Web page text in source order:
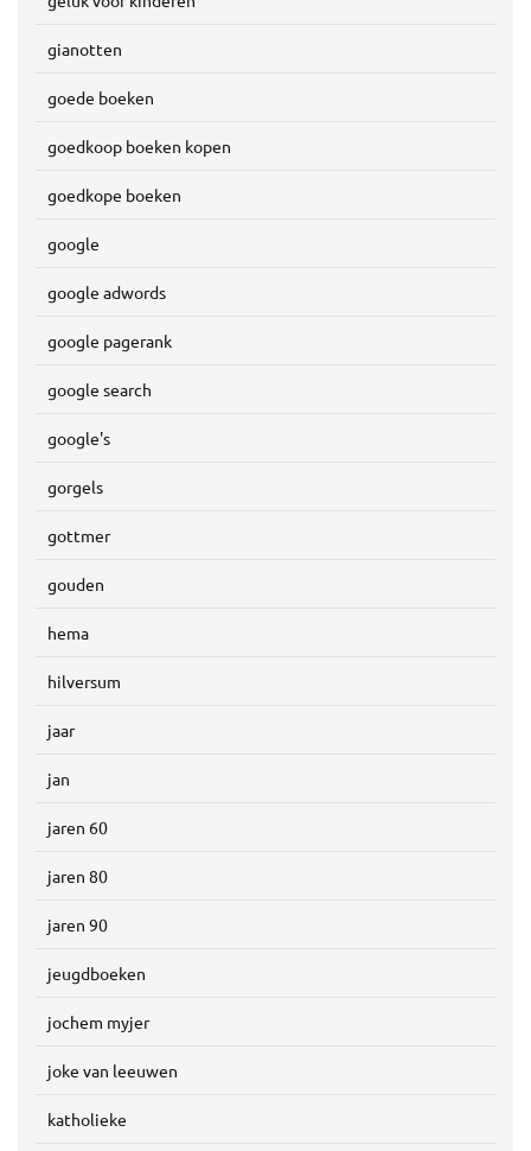
gianotten
goede boeken
goedkoop boeken kopen
goedkope boeken
google
google adwords
google pagerank
google search
google's
gorgels
gottmer
gouden
hema
hilversum
jaar
jan
jaren 60
jaren 80
jaren 90
jeugdboeken
jochem myjer
joke van leeuwen
katholieke